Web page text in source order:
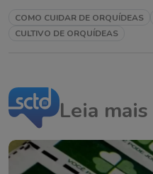
COMO CUIDAR DE ORQUÍDEAS
CULTIVO DE ORQUÍDEAS
Leia mais